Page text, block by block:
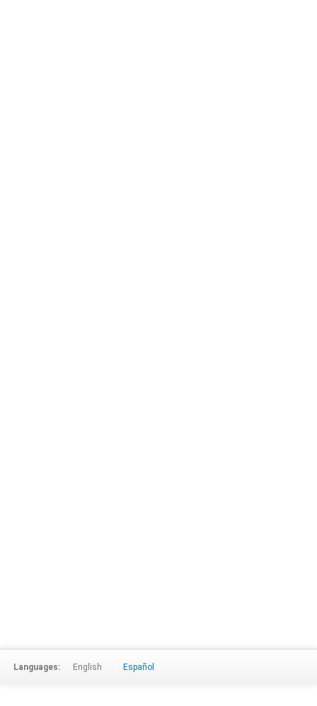
Languages: English Español